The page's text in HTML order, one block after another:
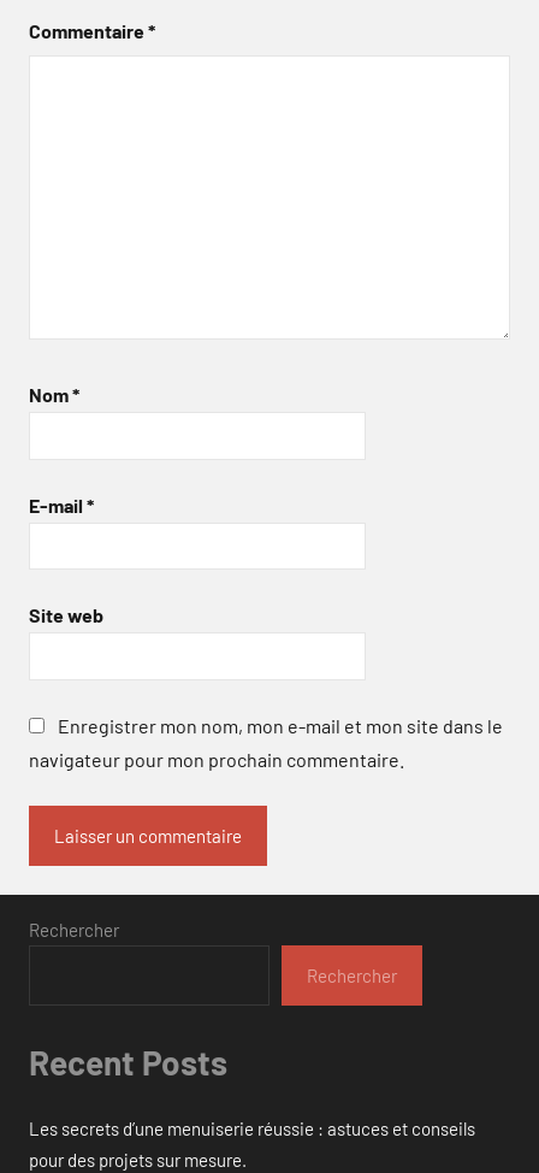
Commentaire*
Nom*
E-mail *
Site web
Enregistrer mon nom, mon e-mail et mon site dans le
navigateur pour mon prochain commentaire.
Rechercher
Rechercher
Recent Posts
Les secrets d’une menuiserie réussie : astuces et conseils
pour des projets sur mesure.